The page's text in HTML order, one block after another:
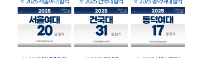
🏅 2025 서울여대 합격 🏅 2025 건국대 합격 🏅 2025 동덕여대 합격